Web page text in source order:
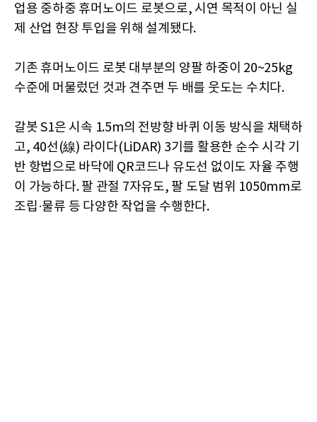
업용 중하중 휴머노이드 로봇으로, 시연 목적이 아닌 실
제 산업 현장 투입을 위해 설계됐다.
기존 휴머노이드 로봇 대부분의 양팔 하중이 20~25kg
수준에 머물렀던 것과 견주면 두 배를 웃도는 수치다.
갈봇 S1은 시속 1.5m의 전방향 바퀴 이동 방식을 채택하
고, 40선(線) 라이다(LiDAR) 3기를 활용한 순수 시각 기
반 항법으로 바닥에 QR코드나 유도선 없이도 자율 주행
이 가능하다. 팔 관절 7자유도, 팔 도달 범위 1050mm로
조립·물류 등 다양한 작업을 수행한다.